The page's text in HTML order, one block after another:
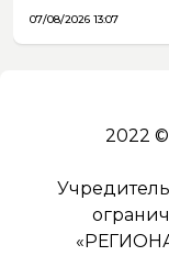
07/08/2026 13:07
2022